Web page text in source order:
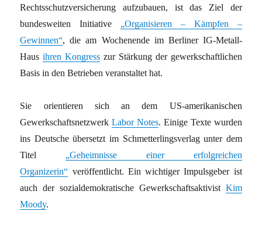
Rechtsschutzversicherung aufzubauen, ist das Ziel der
bundesweiten Initiative „Organisieren – Kämpfen –
Gewinnen“, die am Wochenende im Berliner IG-Metall-
Hausihren Kongress zur Stärkung der gewerkschaftlichen
Basis in den Betrieben veranstaltet hat.
Sie orientieren sich an dem US-amerikanischen
GewerkschaftsnetzwerkLabor Notes. Einige Texte wurden
ins Deutsche übersetzt im Schmetterlingsverlag unter dem
Titel „Geheimnisse einer erfolgreichen
Organizerin“ veröffentlicht. Ein wichtiger Impulsgeber ist
auch der sozialdemokratische Gewerkschaftsaktivist Kim
Moody.